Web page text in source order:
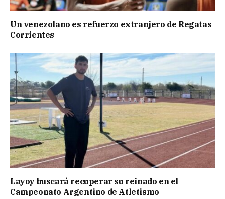
Un venezolano es refuerzo extranjero de Regatas
Corrientes
Layoy buscará recuperar su reinado en el
Campeonato Argentino de Atletismo